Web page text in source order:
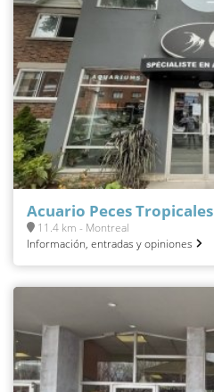
Acuario Peces Tropicales
11.4 km - Montreal
Información, entradas y opiniones